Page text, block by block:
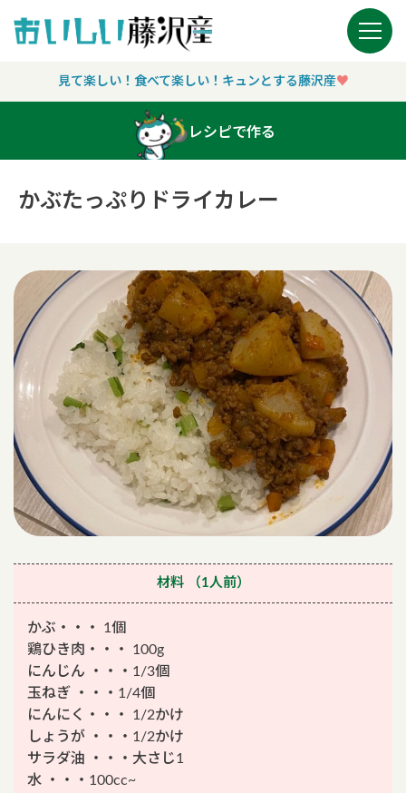
Main Navigation
見て楽しい！食べて楽しい！キュンとする藤沢産♥︎
レシピで作る
かぶたっぷりドライカレー
材料（1人前）
かぶ・・・ 1個
鶏ひき肉・・・ 100g
にんじん ・・・1/3個
玉ねぎ ・・・1/4個
にんにく・・・ 1/2かけ
しょうが ・・・1/2かけ
サラダ油 ・・・大さじ1
水 ・・・100cc~